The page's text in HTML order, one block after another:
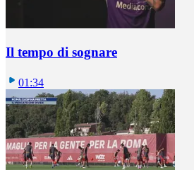
Il tempo di sognare
01:34